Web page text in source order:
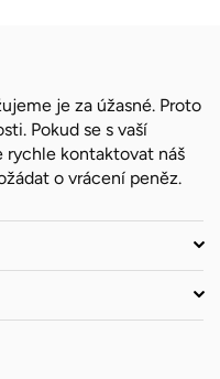
je za úžasné. Proto
Pokud se s vaší
rychle kontaktovat náš
o vrácení peněz.